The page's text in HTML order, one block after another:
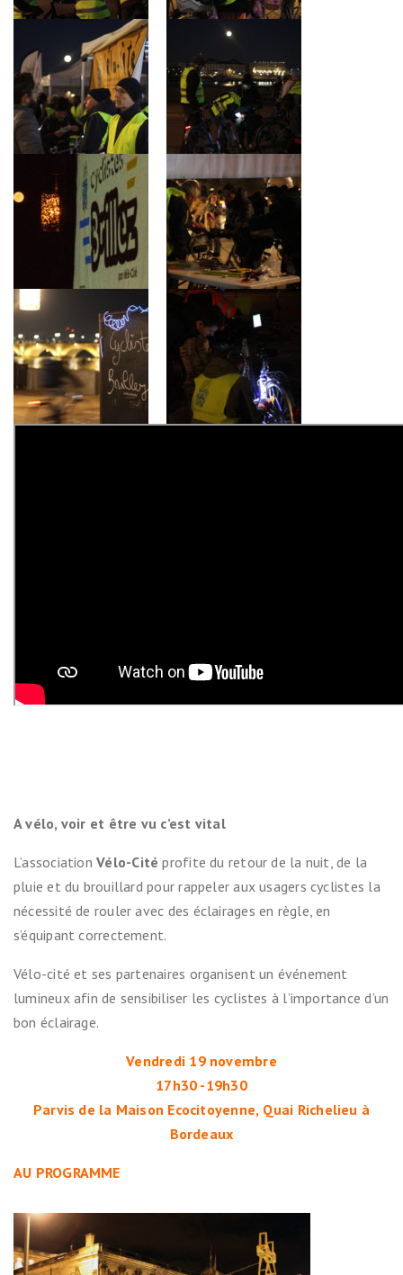
A vélo, voir et être vu c’est vital
L’associationVélo-Cité profite du retour de la nuit, de la
pluie et du brouillard pour rappeler aux usagers cyclistes la
nécessité de rouler avec des éclairages en règle, en
s’équipant correctement.
Vélo-cité et ses partenaires organisent un événement
lumineux afin de sensibiliser les cyclistes à l’importance d’un
bon éclairage.
Vendredi 19 novembre
17h30 -19h30
Parvis de la Maison Ecocitoyenne, Quai Richelieu à
Bordeaux
AU PROGRAMME